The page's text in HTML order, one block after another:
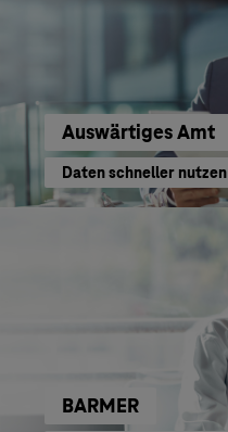
Auswärtiges Amt
Daten schneller nutzen
BARMER